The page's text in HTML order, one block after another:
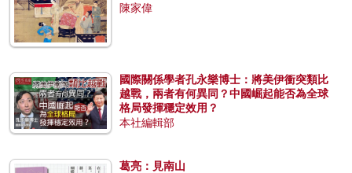
陳家偉
國際關係學者孔永樂博士：將美伊衝突類比
越戰，兩者有何異同？中國崛起能否為全球
格局發揮穩定效用？
本社編輯部
葛亮：見南山